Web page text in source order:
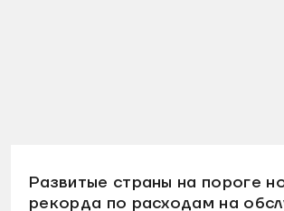
Развитые страны на пороге
рекорда по расходам на